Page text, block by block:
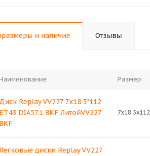
и наличие Отзывы
Размер
Диск Replay VV227 7x18 5*112
ET43 DIA57.1 BKF ЛитойVV227
BKF
7x18 5x112
диски Replay VV227